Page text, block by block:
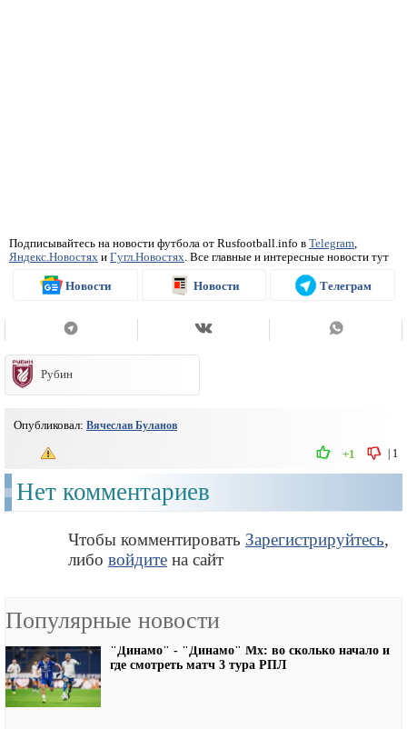
Подписывайтесь на новости футбола от Rusfootball.info в Telegram
Яндекс.Новостях и Гугл.Новостях . Все главные и интересные новости тут
Новости Новости Телеграм
Рубин
Опубликовал: Вячеслав Буланов
| 1
+1
Нет комментариев
Чтобы комментировать Зарегистрируйтесь,
либо войдите на сайт
Популярные новости
"Динамо" - "Динамо" Мх: во сколько начало и
где смотреть матч 3 тура РПЛ